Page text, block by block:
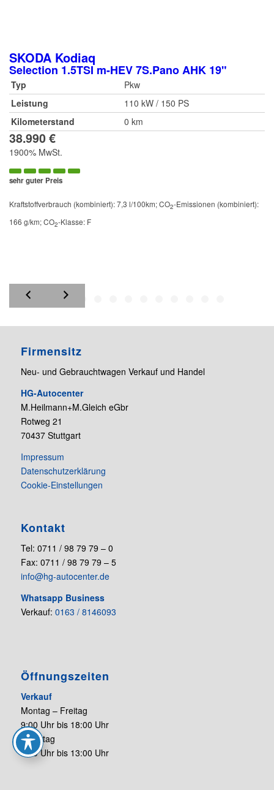
SKODA Kodiaq
Selection 1.5TSI m-HEV 7S.Pano AHK 19"
Typ
Pkw
Leistung
110 kW / 150 PS
Kilometerstand
0 km
38.990 €
1900% MwSt.
sehr guter Preis
Kraftstoffverbrauch (kombiniert):7,3 l/100km;CO2-Emissionen (kombiniert):
166 g/km;CO2-Klasse: F
Firmensitz
Neu- und Gebrauchtwagen Verkauf und Handel
HG-Autocenter
M.Heilmann+M.Gleich eGbr
Rotweg 21
70437 Stuttgart
Impressum
Datenschutzerklärung
Cookie-Einstellungen
Kontakt
Tel: 0711 / 98 79 79 – 0
Fax: 0711 / 98 79 79 – 5
info@hg-autocenter.de
Whatsapp Business
Verkauf: 0163 / 8146093
Öffnungszeiten
Verkauf
Montag – Freitag
9:00 Uhr bis 18:00 Uhr
Samstag
9:00 Uhr bis 13:00 Uhr